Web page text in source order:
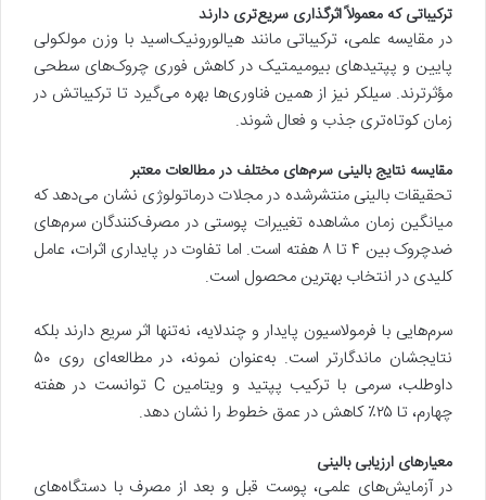
ترکیباتی که معمولاً اثرگذاری سریع‌تری دارند
در مقایسه علمی، ترکیباتی مانند هیالورونیک‌اسید با وزن مولکولی
پایین و پپتیدهای بیومیمتیک در کاهش فوری چروک‌های سطحی
مؤثرترند. سیلکر نیز از همین فناوری‌ها بهره می‌گیرد تا ترکیباتش در
زمان کوتاه‌تری جذب و فعال شوند.
مقایسه نتایج بالینی سرم‌های مختلف در مطالعات معتبر
تحقیقات بالینی منتشرشده در مجلات درماتولوژی نشان می‌دهد که
میانگین زمان مشاهده تغییرات پوستی در مصرف‌کنندگان سرم‌های
ضدچروک بین ۴ تا ۸ هفته است. اما تفاوت در پایداری اثرات، عامل
کلیدی در انتخاب بهترین محصول است.
سرم‌هایی با فرمولاسیون پایدار و چندلایه، نه‌تنها اثر سریع دارند بلکه
نتایجشان ماندگارتر است. به‌عنوان نمونه، در مطالعه‌ای روی ۵۰
داوطلب، سرمی با ترکیب پپتید و ویتامین C توانست در هفته
چهارم، تا ۲۵٪ کاهش در عمق خطوط را نشان دهد.
معیارهای ارزیابی بالینی
در آزمایش‌های علمی، پوست قبل و بعد از مصرف با دستگاه‌های